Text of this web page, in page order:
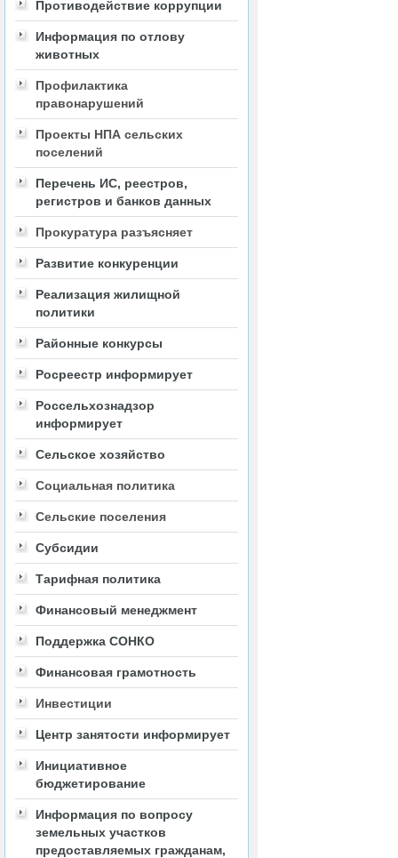
Противодействие коррупции
Информация по отлову
животных
Профилактика
правонарушений
Проекты НПА сельских
поселений
Перечень ИС, реестров,
регистров и банков данных
Прокуратура разъясняет
Развитие конкуренции
Реализация жилищной
политики
Районные конкурсы
Росреестр информирует
Россельхознадзор
информирует
Сельское хозяйство
Социальная политика
Сельские поселения
Субсидии
Тарифная политика
Финансовый менеджмент
Поддержка СОНКО
Финансовая грамотность
Инвестиции
Центр занятости информирует
Инициативное
бюджетирование
Информация по вопросу
земельных участков
предоставляемых гражданам,